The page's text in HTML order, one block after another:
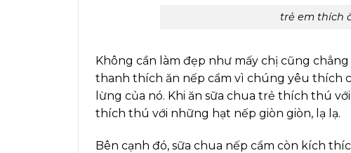
trẻ em thích
Không cần làm đẹp như mấy chị cũng
thanh thích ăn nếp cẩm vì chúng yêu thích
lừng của nó. Khi ăn sữa chua trẻ thích thú
thích thú với những hạt nếp giòn giòn, lạ lạ.
Bên cạnh đó, sữa chua nếp cẩm còn kích